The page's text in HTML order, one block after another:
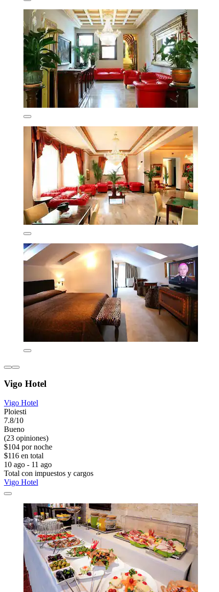
Vigo Hotel
Vigo Hotel
Ploiesti
7.8/10
Bueno
(23 opiniones)
$104 por noche
$116 en total
10 ago - 11 ago
Total con impuestos y cargos
Vigo Hotel